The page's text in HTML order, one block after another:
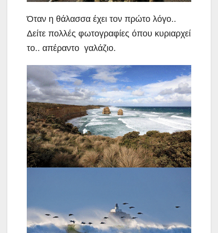
Όταν η θάλασσα έχει τον πρώτο λόγο..
Δείτε πολλές φωτογραφίες όπου κυριαρχεί
το.. απέραντο γαλάζιο.